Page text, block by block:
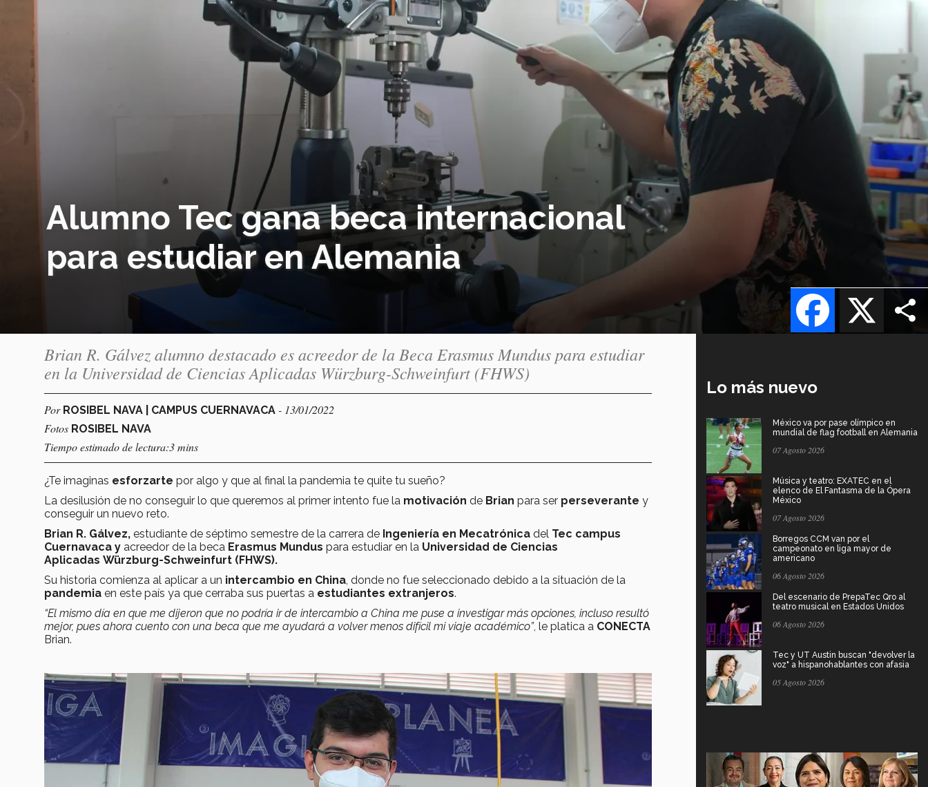
Alumno Tec gana beca internacional
para estudiar en Alemania
X
Facebook
Brian R. Gálvez alumno destacado es acreedor de la Beca Erasmus Mundus para estudiar
en la Universidad de Ciencias Aplicadas Würzburg-Schweinfurt (FHWS)
Por ROSIBEL NAVA | CAMPUS CUERNAVACA - 13/01/2022
Fotos ROSIBEL NAVA
Tiempo estimado de lectura:3 mins
¿Te imaginas esforzarte por algo y que al final la pandemia te quite tu sueño?
La desilusión de no conseguir lo que queremos al primer intento fue la motivación de Brian para ser perseverante y
conseguir un nuevo reto.
Brian R. Gálvez, estudiante de séptimo semestre de la carrera de Ingeniería en Mecatrónica del Tec campus
Cuernavaca y acreedor de la beca Erasmus Mundus para estudiar en la Universidad de Ciencias
Aplicadas Würzburg-Schweinfurt (FHWS).
Su historia comienza al aplicar a un intercambio en China , donde no fue seleccionado debido a la situación de la
pandemia en este país ya que cerraba sus puertas a estudiantes extranjeros.
“El mismo día en que me dijeron que no podría ir de intercambio a China me puse a investigar más opciones, incluso resultó
mejor, pues ahora cuento con una beca que me ayudará a volver menos difícil mi viaje académico”, le platica a CONECTA
Brian.
Lo más nuevo
México va por pase olímpico en
mundial de flag football en Alemania
07 Agosto 2026
Música y teatro: EXATEC en el
elenco de El Fantasma de la Ópera
México
07 Agosto 2026
Borregos CCM van por el
campeonato en liga mayor de
americano
06 Agosto 2026
Del escenario de PrepaTec Qro al
teatro musical en Estados Unidos
06 Agosto 2026
Tec y UT Austin buscan "devolver la
voz" a hispanohablantes con afasia
05 Agosto 2026